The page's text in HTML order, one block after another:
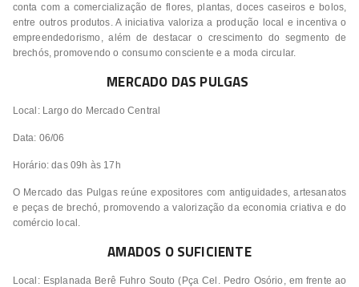
conta com a comercialização de flores, plantas, doces caseiros e bolos,
entre outros produtos. A iniciativa valoriza a produção local e incentiva o
empreendedorismo, além de destacar o crescimento do segmento de
brechós, promovendo o consumo consciente e a moda circular.
MERCADO DAS PULGAS
Local: Largo do Mercado Central
Data: 06/06
Horário: das 09h às 17h
O Mercado das Pulgas reúne expositores com antiguidades, artesanatos
e peças de brechó, promovendo a valorização da economia criativa e do
comércio local.
AMADOS O SUFICIENTE
Local: Esplanada Berê Fuhro Souto (Pça Cel. Pedro Osório, em frente ao